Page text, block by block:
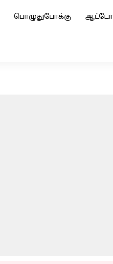
பொழுதுபோக்கு ஆட்டோ